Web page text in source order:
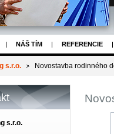
NÁŠ TÍM REFERENCIE
s.r.o. Novostavba rodinného
s.r.o.